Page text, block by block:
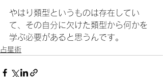
やはり類型というものは存在してい
て、その自分に欠けた類型から何かを
学ぶ必要があると思うんです。
占星術